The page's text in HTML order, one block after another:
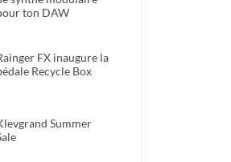
ton DAW
FX inaugure la
Recycle Box
Summer